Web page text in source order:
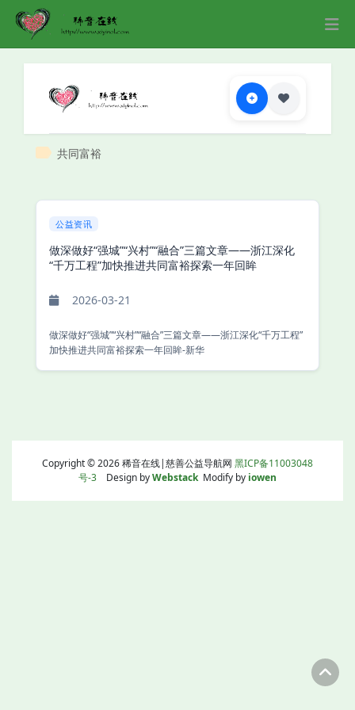
共同富裕
公益资讯
做深做好“强城”“兴村”“融合”三篇文章——浙江深化
“千万工程”加快推进共同富裕探索一年回眸
2026-03-21
做深做好“强城”“兴村”“融合”三篇文章——浙江深化“千万工程”
加快推进共同富裕探索一年回眸-新华
Copyright © 2026 稀音在线|慈善公益导航网 黑ICP备11003048
号-3 Design byWebstackModify by iowen